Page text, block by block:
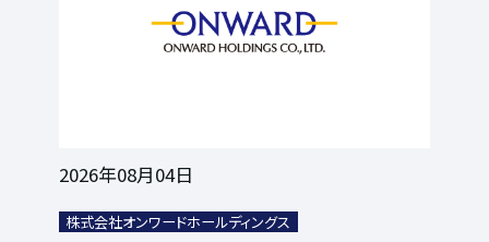
2026年08月04日
株式会社オンワードホールディングス